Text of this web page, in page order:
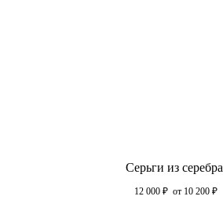
Серьги из серебра
12 000 ₽ от 10 200 ₽